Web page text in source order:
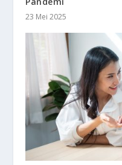
23 Mei 2025